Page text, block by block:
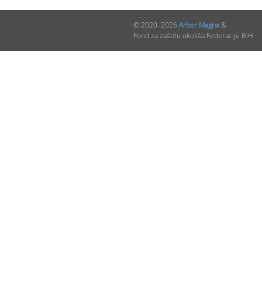
© 2020–2026 Arbor Magna&
Fond za zaštitu okoliša Federacije BiH